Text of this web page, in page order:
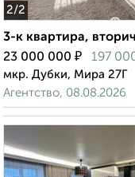
2/2
3-к квартира,
23 000 000 ₽ 197
мкр. Дубки, Мира 27Г
Агентство, 08.08.2026